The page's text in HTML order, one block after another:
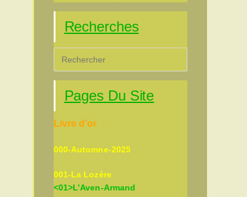
Recherches
Escape
Pages Du Site
Livre d’or
000-Automne-2025
001-La Lozère
<01>L’Aven-Armand